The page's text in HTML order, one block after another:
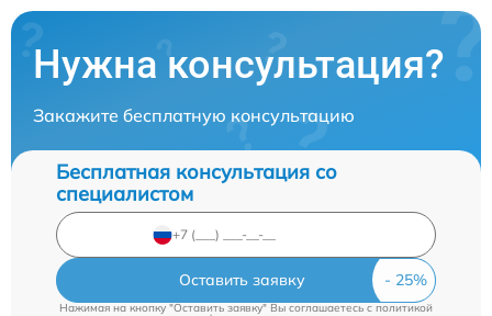
Нужна консультация?
Закажите бесплатную консультацию
Бесплатная консультация со
специалистом
Оставить заявку
Нажимая на кнопку "Оставить заявку" Вы соглашаетесь cполитикой